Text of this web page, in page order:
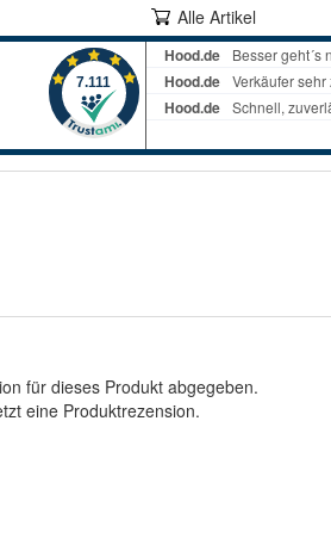
Alle Artikel
für dieses Produkt abgegeben.
eine Produktrezension.